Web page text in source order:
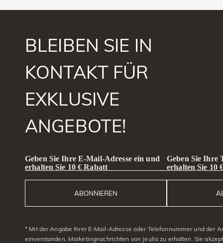
BLEIBEN SIE IN
KONTAKT FÜR
EXKLUSIVE
ANGEBOTE!
Geben Sie Ihre E-Mail-Adresse ein und
erhalten Sie 10 € Rabatt
ABONNIEREN
Geben Sie Ihre
erhalten Sie 10
* Mit der Angabe Ihrer E-Mail-Adresse oder Telefonnummer und der
einverstanden, Marketingnachrichten von Jeulia zu erhalten. Sie